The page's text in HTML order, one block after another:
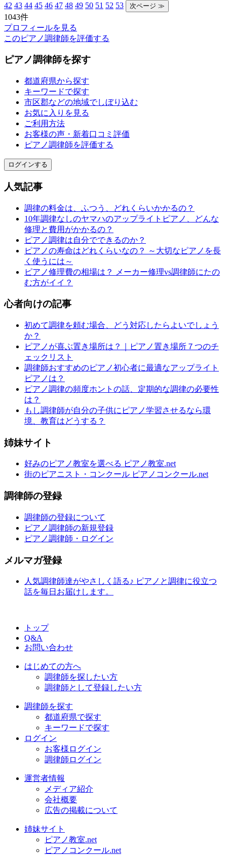
42 43 44 45 46 47 48 49 50 51 52 53
1043件
プロフィールを見る
このピアノ調律師を評価する
ピアノ調律師を探す
都道府県から探す
キーワードで探す
市区郡などの地域でしぼり込む
お気に入りを見る
ご利用方法
お客様の声・新着口コミ評価
ピアノ調律師を評価する
ログインする
人気記事
調律の料金は、ふつう、どれくらいかかるの？
10年調律なしのヤマハのアップライトピアノ、どんな
修理と費用がかかるの？
ピアノ調律は自分でできるのか？
ピアノの寿命はどれくらいなの？ ～大切なピアノを長
く使うには～
ピアノ修理費の相場は？ メーカー修理vs調律師にたの
む方がイイ？
心者向けの記事
初めて調律を頼む場合、どう対応したらよいでしょう
か？
ピアノが喜ぶ置き場所は？｜ピアノ置き場所７つのチ
ェックリスト
調律師おすすめのピアノ初心者に最適なアップライト
ピアノは？
ピアノ調律の頻度ホントの話、定期的な調律の必要性
は？
もし調律師が自分の子供にピアノ学習させるなら環
境、教育はどうする？
姉妹サイト
好みのピアノ教室を選べる ピアノ教室.net
街のピアニスト・コンクール ピアノコンクール.net
調律師の登録
調律師の登録について
ピアノ調律師の新規登録
ピアノ調律師・ログイン
メルマガ登録
人気調律師達がやさしく語る♪ ピアノと調律に役立つ
話を毎日お届けします。
トップ
Q&A
お問い合わせ
はじめての方へ
調律師を探したい方
調律師として登録したい方
調律師を探す
都道府県で探す
キーワードで探す
ログイン
お客様ログイン
調律師ログイン
運営者情報
メディア紹介
会社概要
広告の掲載について
姉妹サイト
ピアノ教室.net
ピアノコンクール.net